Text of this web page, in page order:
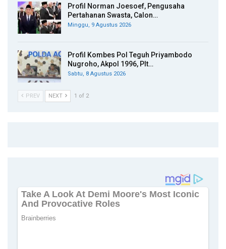
Profil Norman Joesoef, Pengusaha
Pertahanan Swasta, Calon…
Minggu, 9 Agustus 2026
Profil Kombes Pol Teguh Priyambodo
Nugroho, Akpol 1996, Plt…
Sabtu, 8 Agustus 2026
PREV NEXT 1 of 2